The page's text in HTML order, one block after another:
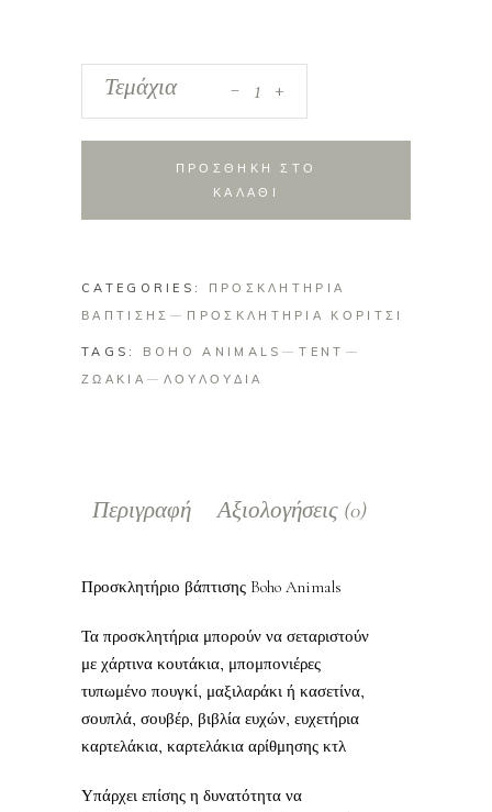
Προσκλητήριο
Τεμάχια +
ΠΡΟΣΘΗΚΗ ΣΤΟ
ΚΑΛΑΘΙ
CATEGORIES: ΠΡΟΣΚΛΗΤΗΡΙΑ
ΒΑΠΤΙΣΗΣ
ΠΡΟΣΚΛΗΤΗΡΙΑ ΚΟΡΙΤΣΙ
TAGS: BOHO ANIMALS
TENT
ΖΩΑΚΙΑ
ΛΟΥΛΟΥΔΙΑ
Περιγραφή Αξιολογήσεις (0)
Προσκλητήριο βάπτισης Boho Animals
Τα προσκλητήρια μπορούν να σεταριστούν
με χάρτινα κουτάκια, μπομπονιέρες
τυπωμένο πουγκί, μαξιλαράκι ή κασετίνα,
σουπλά, σουβέρ, βιβλία ευχών, ευχετήρια
καρτελάκια, καρτελάκια αρίθμησης κτλ
Υπάρχει επίσης η δυνατότητα να